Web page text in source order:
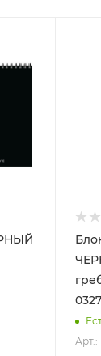
0327